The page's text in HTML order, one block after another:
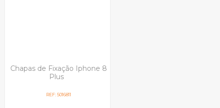
Chapas de Fixação Iphone 8
Plus
REF: 5016811